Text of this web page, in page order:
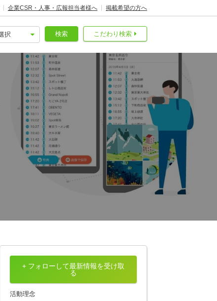
企業CSR・人事・広報担当者様へ 掲載希望の方へ
こだわり検索
検索
+ フォローして最新情報を受け取
る
活動理念